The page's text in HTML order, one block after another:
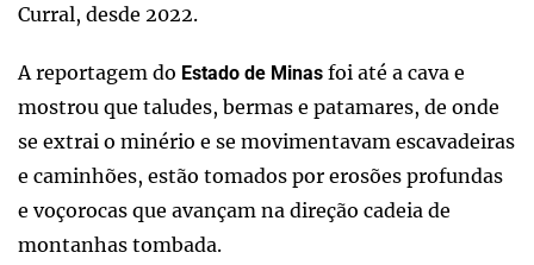
Curral, desde 2022.
A reportagem do Estado de Minas foi até a cava e
mostrou que taludes, bermas e patamares, de onde
se extrai o minério e se movimentavam escavadeiras
e caminhões, estão tomados por erosões profundas
e voçorocas que avançam na direção cadeia de
montanhas tombada.